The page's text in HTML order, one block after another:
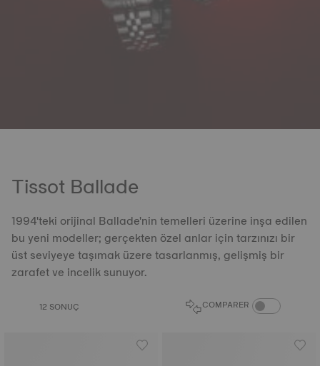
Tissot Ballade
1994'teki orijinal Ballade'nin temelleri üzerine inşa edilen
bu yeni modeller; gerçekten özel anlar için tarzınızı bir
üst seviyeye taşımak üzere tasarlanmış, gelişmiş bir
zarafet ve incelik sunuyor.
12 SONUÇ COMPARER COMPARE